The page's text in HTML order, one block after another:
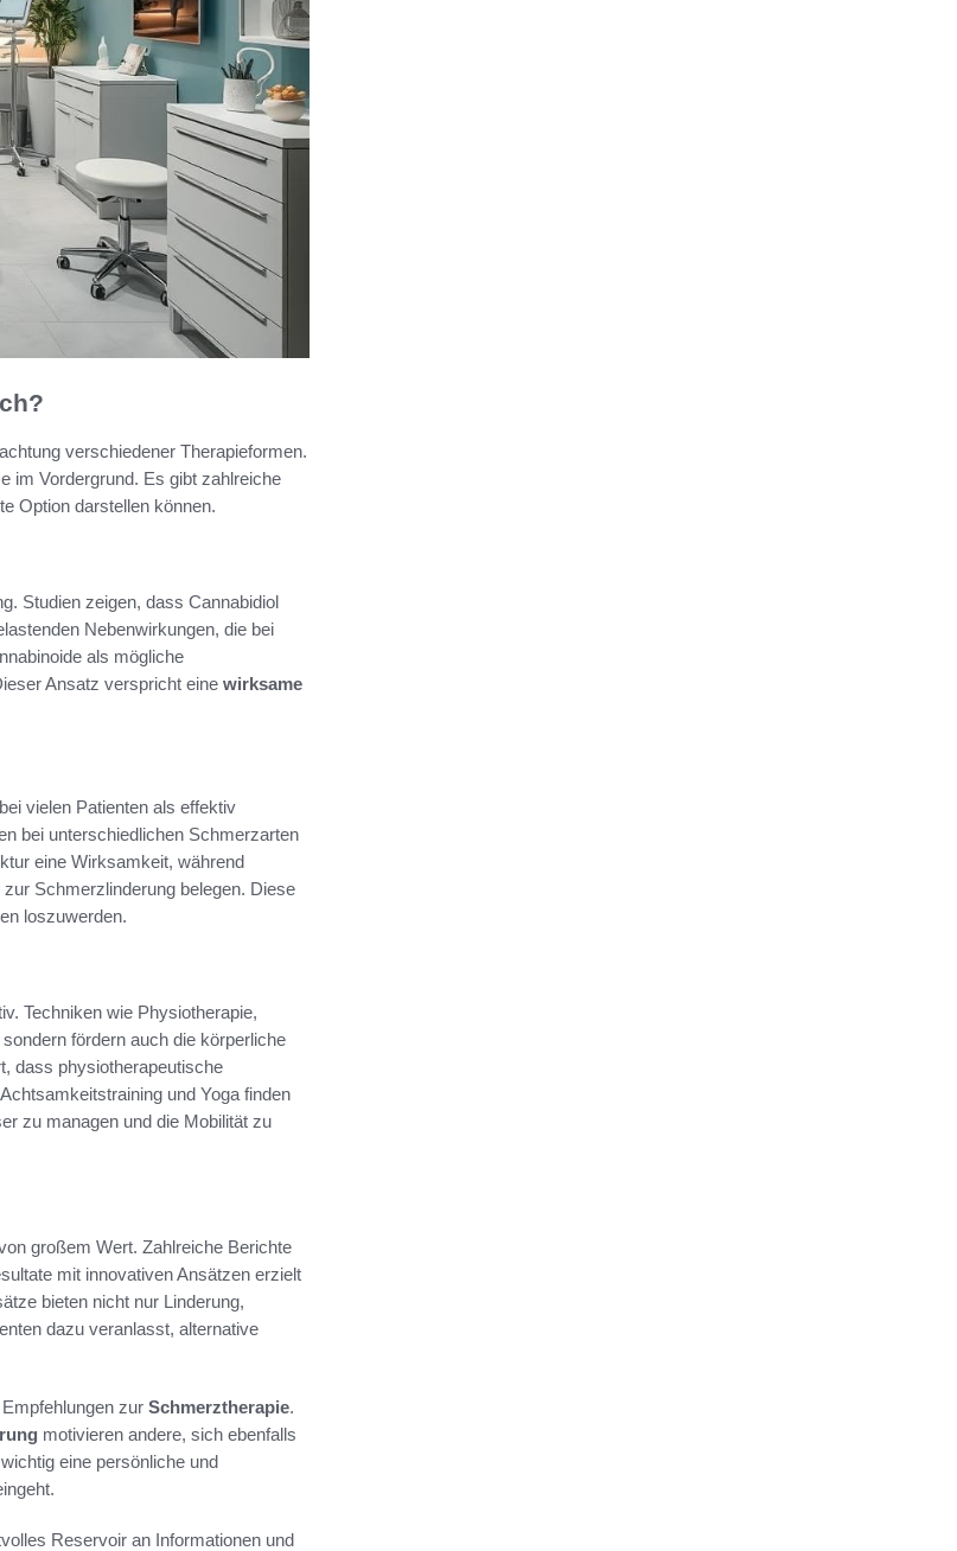
verschiedener Therapieformen.
im Vordergrund. Es gibt zahlreiche
Option darstellen können.
Studien zeigen, dass Cannabidiol
Nebenwirkungen, die bei
als mögliche
Ansatz verspricht eine wirksame
vielen Patienten als effektiv
bei unterschiedlichen Schmerzarten
eine Wirksamkeit, während
Schmerzlinderung belegen. Diese
loszuwerden.
Techniken wie Physiotherapie,
fördern auch die körperliche
dass physiotherapeutische
und Yoga finden
zu managen und die Mobilität zu
großem Wert. Zahlreiche Berichte
mit innovativen Ansätzen erzielt
bieten nicht nur Linderung,
dazu veranlasst, alternative
zur Schmerztherapie.
motivieren andere, sich ebenfalls
eine persönliche und
Reservoir an Informationen und